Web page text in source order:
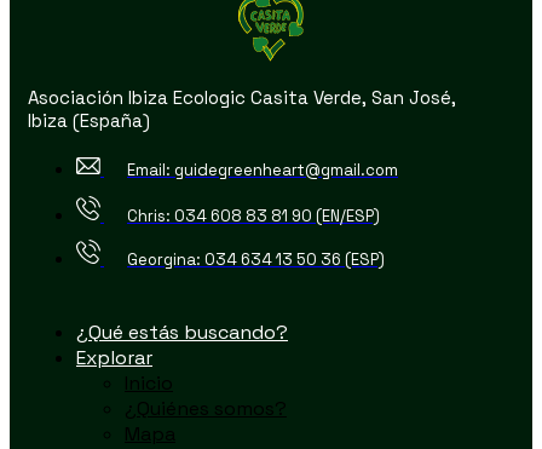
Asociación Ibiza Ecologic Casita Verde, San José,
Ibiza (España)
Email: guidegreenheart@gmail.com
Chris: 034 608 83 81 90 (EN/ESP)
Georgina: 034 634 13 50 36 (ESP)
¿Qué estás buscando?
Explorar
Inicio
¿Quiénes somos?
Mapa